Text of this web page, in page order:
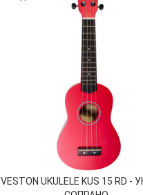
VESTON UKULELE KUS 15 RD -